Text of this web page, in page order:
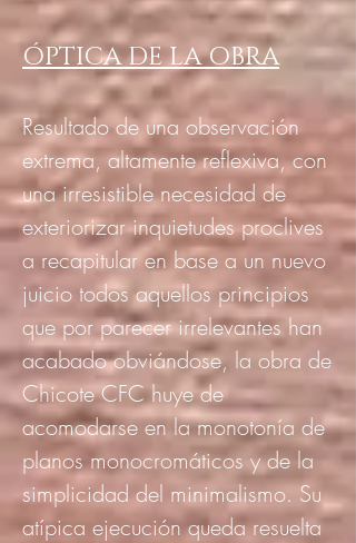
ÓPTICA DE LA OBRA
Resultado de una observación
extrema, altamente reflexiva, con
una irresistible necesidad de
exteriorizar inquietudes proclives
a recapitular en base a un nuevo
juicio todos aquellos principios
que por parecer irrelevantes han
acabado obviándose, la obra de
Chicote CFC huye de
acomodarse en la monotonía de
planos monocromáticos y de la
simplicidad del minimalismo. Su
atípica ejecución queda resuelta